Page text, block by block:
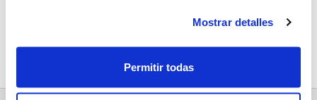
Mostrar detalles
Permitir todas